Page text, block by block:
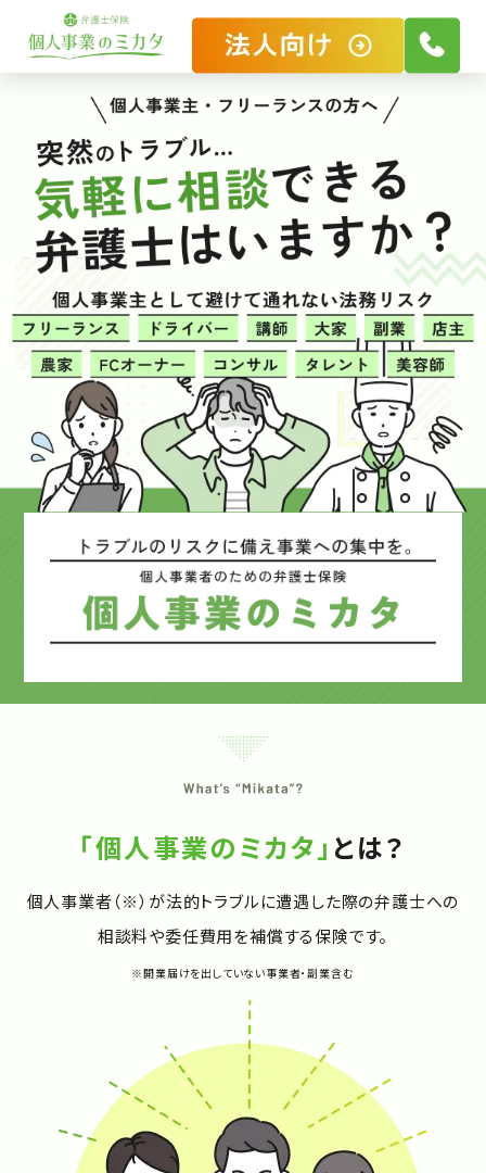
「個人事業のミカタ」 とは？
個人事業者（※）が法的トラブルに遭遇した際の弁護士への
相談料や委任費用を補償する保険です。
※開業届けを出していない事業者・副業含む